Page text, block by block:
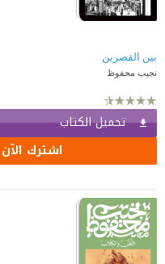
بين القصرين
نجيب محفوظ
تحميل الكتاب
اشترك الآن